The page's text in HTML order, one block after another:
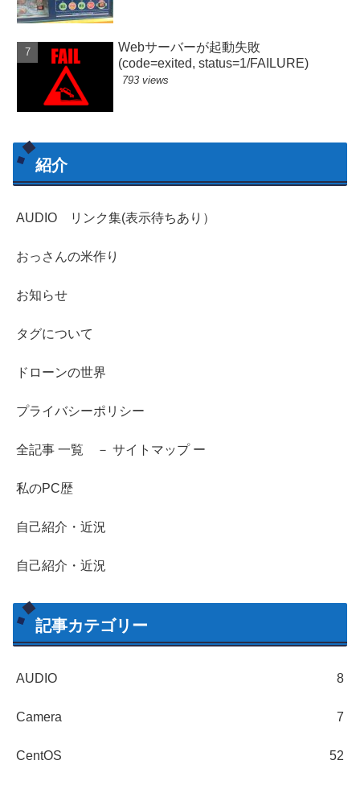
Webサーバーが起動失敗
(code=exited, status=1/FAILURE)
793 views
紹介
AUDIO リンク集(表示待ちあり）
おっさんの米作り
お知らせ
タグについて
ドローンの世界
プライバシーポリシー
全記事 一覧 － サイトマップ ー
私のPC歴
自己紹介・近況
自己紹介・近況
記事カテゴリー
AUDIO 8
Camera 7
CentOS 52